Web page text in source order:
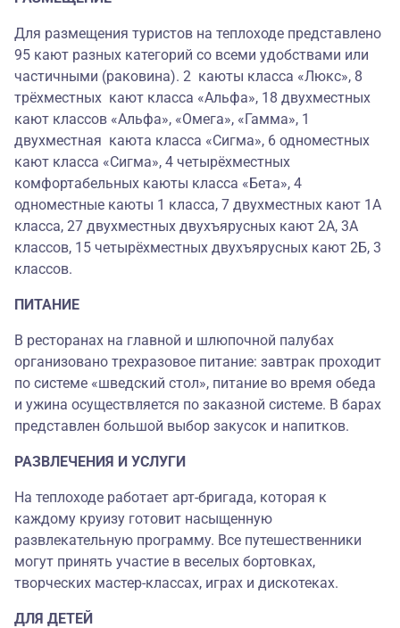
Для размещения туристов на теплоходе представлено
95 кают разных категорий со всеми удобствами или
частичными (раковина). 2 каюты класса «Люкс», 8
трёхместных кают класса «Альфа», 18 двухместных
кают классов «Альфа», «Омега», «Гамма», 1
двухместная каюта класса «Сигма», 6 одноместных
кают класса «Сигма», 4 четырёхместных
комфортабельных каюты класса «Бета», 4
одноместные каюты 1 класса, 7 двухместных кают 1А
класса, 27 двухместных двухъярусных кают 2А, 3А
классов, 15 четырёхместных двухъярусных кают 2Б, 3
классов.
ПИТАНИЕ
В ресторанах на главной и шлюпочной палубах
организовано трехразовое питание: завтрак проходит
по системе «шведский стол», питание во время обеда
и ужина осуществляется по заказной системе. В барах
представлен большой выбор закусок и напитков.
РАЗВЛЕЧЕНИЯ И УСЛУГИ
На теплоходе работает арт-бригада, которая к
каждому круизу готовит насыщенную
развлекательную программу. Все путешественники
могут принять участие в веселых бортовках,
творческих мастер-классах, играх и дискотеках.
ДЛЯ ДЕТЕЙ